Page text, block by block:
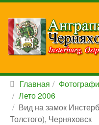
Главная
Лето 2006
Вид на замок
Толстого), Черняховск